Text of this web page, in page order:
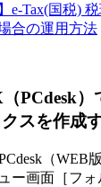
e-Tax(国税)
合の運用方法
（PCdesk
スを作成
（WEB
ー画面［フ